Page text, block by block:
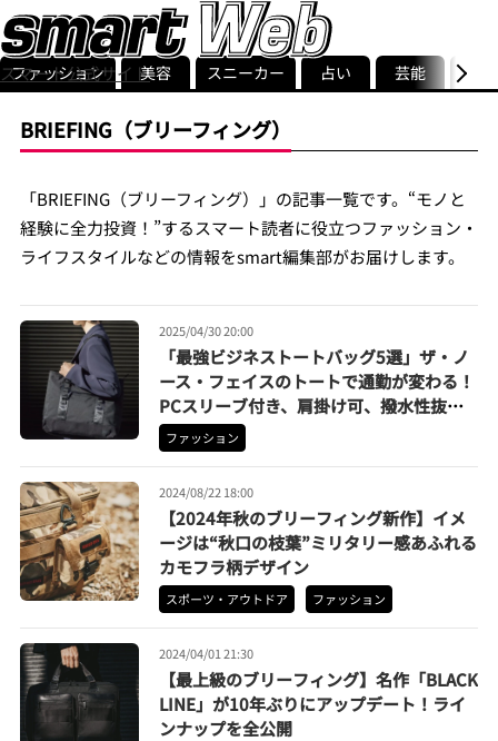
スマート公式サイト
smart最新号
記事一覧ランキング
ストリ
ファッション 美容 スニーカー 占い 芸能 グル
BRIEFING（ブリーフィング）
「BRIEFING（ブリーフィング）」の記事一覧です。“モノと
経験に全力投資！”するスマート読者に役立つファッション・
ライフスタイルなどの情報をsmart編集部がお届けします。
2025/04/30 20:00
「最強ビジネストートバッグ5選」ザ・ノ
ース・フェイスのトートで通勤が変わる！
PCスリーブ付き、肩掛け可、撥水性抜
群…5つの理想を叶えた逸品揃えました
ファッション
2024/08/22 18:00
【2024年秋のブリーフィング新作】イメ
ージは“秋口の枝葉”ミリタリー感あふれる
カモフラ柄デザイン
スポーツ・アウトドア ファッション
2024/04/01 21:30
【最上級のブリーフィング】名作「BLACK
LINE」が10年ぶりにアップデート！ライ
ンナップを全公開